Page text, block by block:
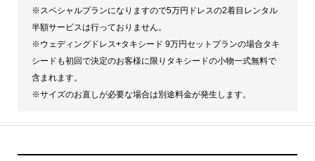
※スペシャルプランになりますので5万円ドレスの2着目レンタル
半額サービスは行っておりません。
※ウェディングドレス+タキシード 9万円セットプランの場合タキ
シードも初回で決定のお客様に限りタキシードの小物一式無料で
含まれます。
※サイズのお直しが必要な場合は別途料金が発生します。